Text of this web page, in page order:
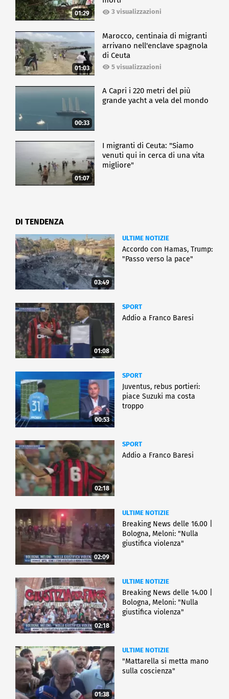
01:29 3 visualizzazioni
01:03
Marocco, centinaia di migranti
arrivano nell'enclave spagnola
di Ceuta
5 visualizzazioni
00:33
A Capri i 220 metri del più
grande yacht a vela del mondo
01:07
I migranti di Ceuta: "Siamo
venuti qui in cerca di una vita
migliore"
DI TENDENZA
03:49
ULTIME NOTIZIE
Accordo con Hamas, Trump:
"Passo verso la pace"
01:08
SPORT
Addio a Franco Baresi
00:53
SPORT
Juventus, rebus portieri:
piace Suzuki ma costa
troppo
02:18
SPORT
Addio a Franco Baresi
02:09
ULTIME NOTIZIE
Breaking News delle 16.00 |
Bologna, Meloni: "Nulla
giustifica violenza"
02:18
ULTIME NOTIZIE
Breaking News delle 14.00 |
Bologna, Meloni: "Nulla
giustifica violenza"
01:38
ULTIME NOTIZIE
"Mattarella si metta mano
sulla coscienza"